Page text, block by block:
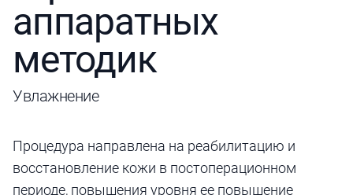
аппаратных
методик
Увлажнение
Процедура направлена на реабилитацию и
восстановление кожи в постоперационном
периоде, повышения уровня ее повышение